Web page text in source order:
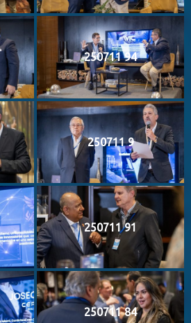
250711 94
250711 9
250711 91
250711 84